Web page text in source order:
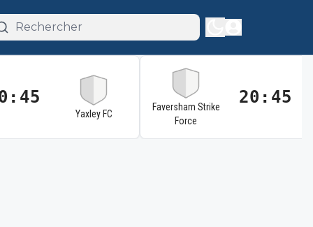
Yaxley FC
Faversham Strike
Force
20:45